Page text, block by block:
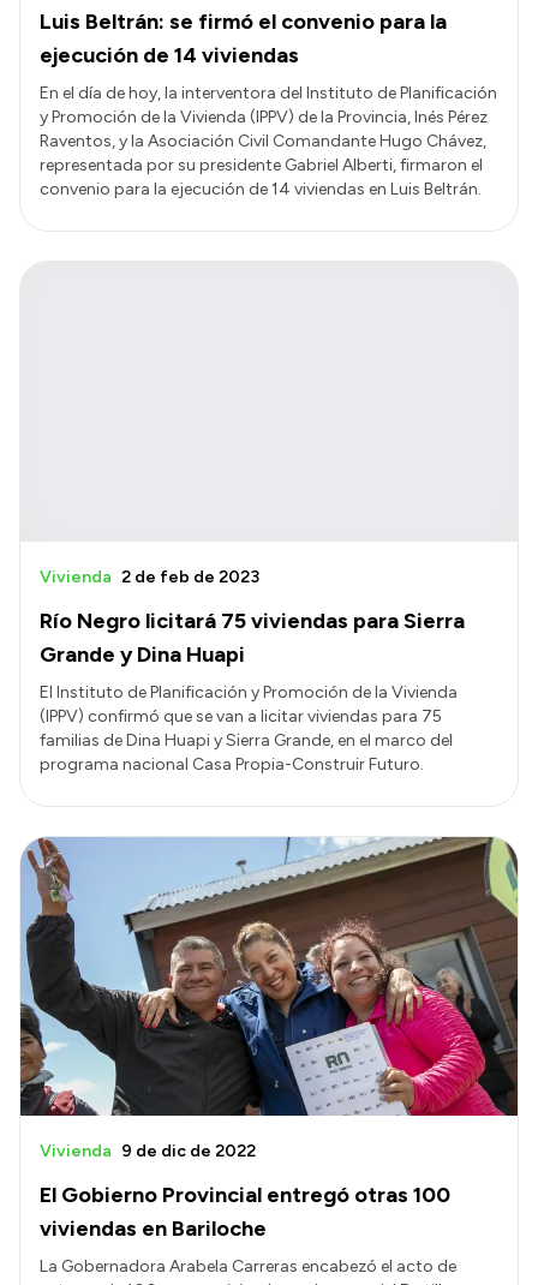
Luis Beltrán: se firmó el convenio para la
ejecución de 14 viviendas
En el día de hoy, la interventora del Instituto de Planificación
y Promoción de la Vivienda (IPPV) de la Provincia, Inés Pérez
Raventos, y la Asociación Civil Comandante Hugo Chávez,
representada por su presidente Gabriel Alberti, firmaron el
convenio para la ejecución de 14 viviendas en Luis Beltrán.
Río Negro licitará 75 viviendas para Sierra
Grande y Dina Huapi
Vivienda 2 de feb de 2023
El Instituto de Planificación y Promoción de la Vivienda
(IPPV) confirmó que se van a licitar viviendas para 75
familias de Dina Huapi y Sierra Grande, en el marco del
programa nacional Casa Propia-Construir Futuro.
El Gobierno Provincial entregó otras 100
viviendas en Bariloche
Vivienda 9 de dic de 2022
La Gobernadora Arabela Carreras encabezó el acto de